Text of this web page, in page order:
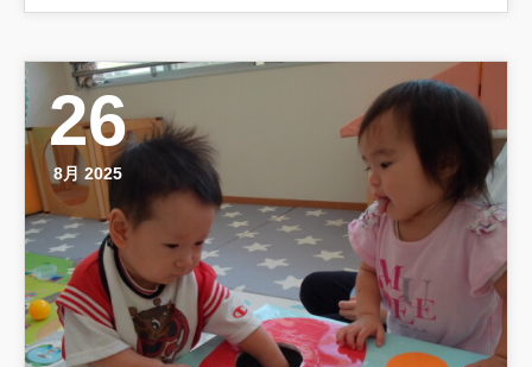
26
8月 2025